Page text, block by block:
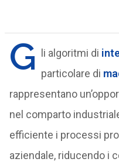
G li algoritmi di
particolare di
rappresentano
nel comparto
efficiente i processi
aziendale, riducendo i